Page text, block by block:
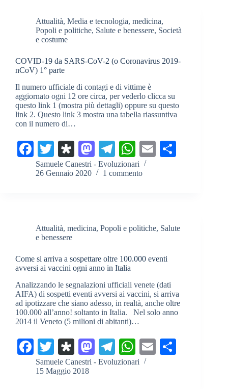
Attualità, Media e tecnologia, medicina,
Popoli e politiche, Salute e benessere, Società
e costume
COVID-19 da SARS-CoV-2 (o Coronavirus 2019-
nCoV) 1° parte
Il numero ufficiale di contagi e di vittime è
aggiornato ogni 12 ore circa, per vederlo clicca su
questo link 1 (mostra più dettagli) oppure su questo
link 2. Questo link 3 mostra una tabella riassuntiva
con il numero di…
Fa
ce
bo
T
wi
tte
Di
as
po
M
as
to
Te
le
gr
W
ha
ts
E
Samuele Canestri - Evoluzionari
26 Gennaio 2020
1 commento
Attualità, medicina, Popoli e politiche, Salute
e benessere
Come si arriva a sospettare oltre 100.000 eventi
avversi ai vaccini ogni anno in Italia
Analizzando le segnalazioni ufficiali venete (dati
AIFA) di sospetti eventi avversi ai vaccini, si arriva
ad ipotizzare che siano adesso, in realtà, anche oltre
100.000 all’anno! soltanto in Italia. Nel solo anno
2014 il Veneto (5 milioni di abitanti)…
Fa
ce
bo
T
wi
tte
Di
as
po
M
as
Te
le
W
ha
E
Samuele Canestri - Evoluzionari
15 Maggio 2018